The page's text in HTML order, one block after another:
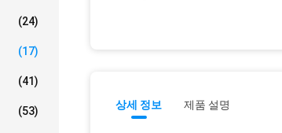
(24)
(17)
(41)
(53) 상세 정보 제품 설명